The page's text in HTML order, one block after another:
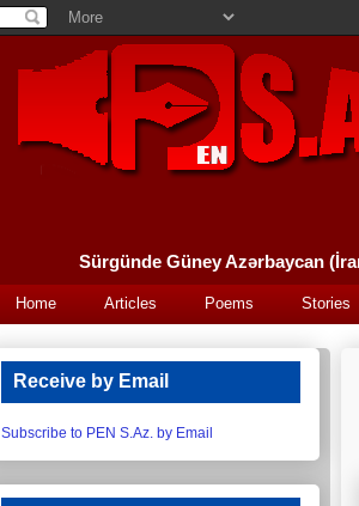
Home Articles Poems Stories
Receive by Email
Subscribe to PEN S.Az. by Email